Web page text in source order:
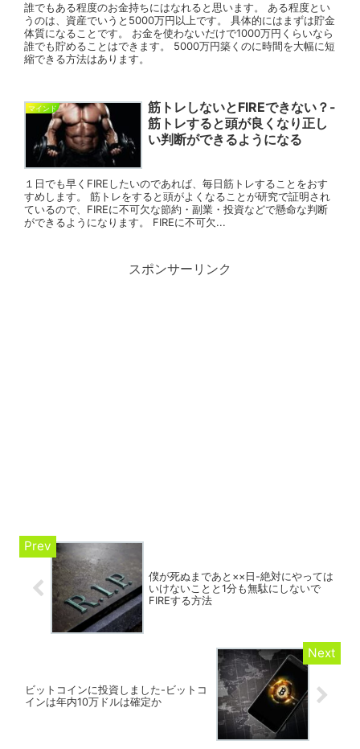
誰でもある程度のお金持ちにはなれると思います。 ある程度とい
うのは、資産でいうと5000万円以上です。 具体的にはまずは貯金
体質になることです。 お金を使わないだけで1000万円くらいなら
誰でも貯めることはできます。 5000万円築くのに時間を大幅に短
縮できる方法はあります。
マインド
筋トレしないとFIREできない？-
筋トレすると頭が良くなり正し
い判断ができるようになる
１日でも早くFIREしたいのであれば、毎日筋トレすることをおす
すめします。 筋トレをすると頭がよくなることが研究で証明され
ているので、FIREに不可欠な節約・副業・投資などで懸命な判断
ができるようになります。 FIREに不可欠...
スポンサーリンク
僕が死ぬまであと××日-絶対にやっては
いけないことと1分も無駄にしないで
FIREする方法
ビットコインに投資しました-ビットコ
インは年内10万ドルは確定か